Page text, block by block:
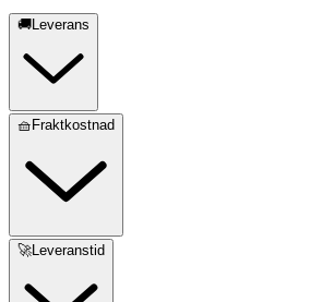
🚚Leverans
🧺Fraktkostnad
🚀Leveranstid